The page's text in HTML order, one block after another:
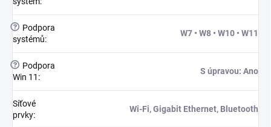
?
Podpora
systémů:
W7 • W8 • W10 • W11
?
Podpora
Win 11 :
S úpravou: Ano
Síťové
prvky:
Wi-Fi, Gigabit Ethernet, Bluetooth